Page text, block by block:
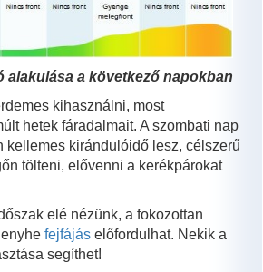
alakulása a következő napokban
kihasználni, most
hetek fáradalmait. A szombati nap
kellemes kirándulóidő lesz, célszerű
tölteni, elővenni a kerékpárokat
elé nézünk, a fokozottan
fejfájás előfordulhat. Nekik a
segíthet!